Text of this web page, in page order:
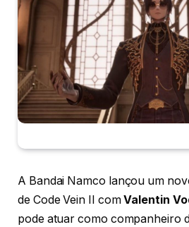
A Bandai Namco lançou um
de Code Vein II comValentin
pode atuar como companheiro